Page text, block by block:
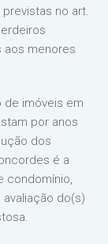
no art.
aos menores
de imóveis em
por anos
dos
é a
condomínio,
do(s)